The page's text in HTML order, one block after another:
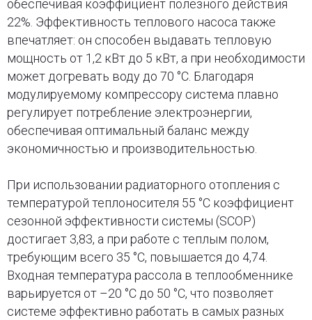
обеспечивая коэффициент полезного действия
22%. Эффективность теплового насоса также
впечатляет: он способен выдавать тепловую
мощность от 1,2 кВт до 5 кВт, а при необходимости
может догревать воду до 70 °C. Благодаря
модулируемому компрессору система плавно
регулирует потребление электроэнергии,
обеспечивая оптимальный баланс между
экономичностью и производительностью.
При использовании радиаторного отопления с
температурой теплоносителя 55 °C коэффициент
сезонной эффективности системы (SCOP)
достигает 3,83, а при работе с теплым полом,
требующим всего 35 °C, повышается до 4,74.
Входная температура рассола в теплообменнике
варьируется от –20 °C до 50 °C, что позволяет
системе эффективно работать в самых разных